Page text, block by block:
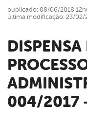
DISPENSA Nº 004/2017 –
004/2017
publicado: 08/06/2018
última modificação: 23/02/